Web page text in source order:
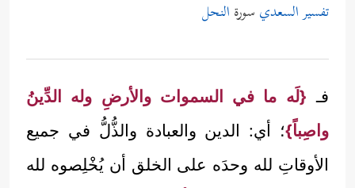
تفسير السعدي سورة النحل
فـ {لَه ما في السموات والأرضِ وله الدِّينُ
واصِباً}؛ أي: الدين والعبادة والذُّلُّ في جميع
الأوقاتِ لله وحدَه على الخلق أن يُخْلِصوه لله